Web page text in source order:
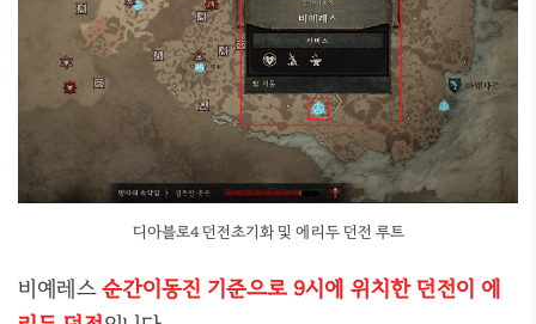
디아블로4 던전초기화 및 에리두 던전 루트
비예레스순간이동진 기준으로 9시에 위치한 던전이 에